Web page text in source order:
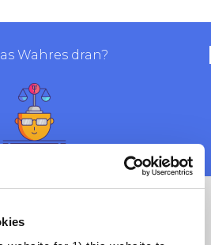
Wahres dran?
des eigenen Kindes zu sorgen -
die HPV-Impfung ihr Kindes schon in